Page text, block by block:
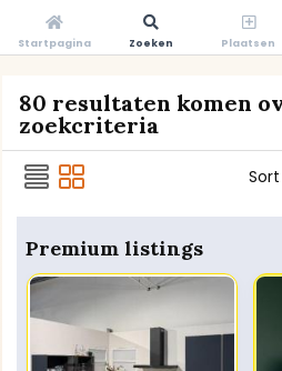
80 resultaten komen
zoekcriteria
Premium listings
Startpagina Zoeken Plaatsen